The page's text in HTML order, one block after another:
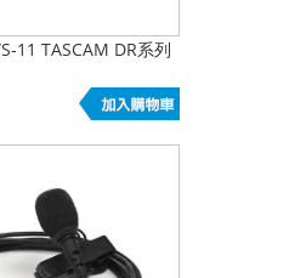
11 TASCAM DR系列